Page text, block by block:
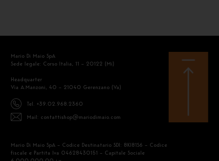
Mario Di Maio SpA
Sede legale: Corso Italia, 11 – 20122 (Mi)
Headquarter
Via A.Manzoni, 40 – 21040 Gerenzano (Va)
Tel. +39.02.968.2360
Mail: contattishop@mariodimaio.com
Mario Di Maio SpA – Codice Destinatario SDI: 8KI81S6 – Codice
fiscale e Partita Iva 04628430151 – Capitale Sociale